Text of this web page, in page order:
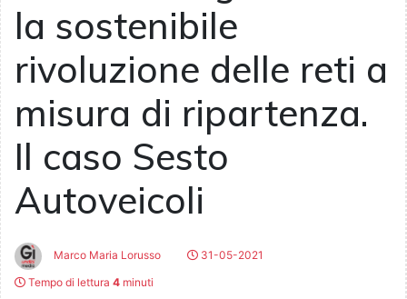
la sostenibile
rivoluzione delle reti a
misura di ripartenza.
Il caso Sesto
Autoveicoli
Marco Maria Lorusso
31-05-2021
Tempo di lettura 4 minuti